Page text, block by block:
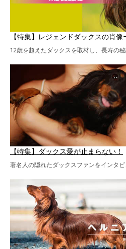
【特集】レジェンドダックスの肖
12歳を超えたダックスを取材し、長寿の秘
【特集】ダックス愛が止まらない！
著名人の隠れたダックスファンをインタビ